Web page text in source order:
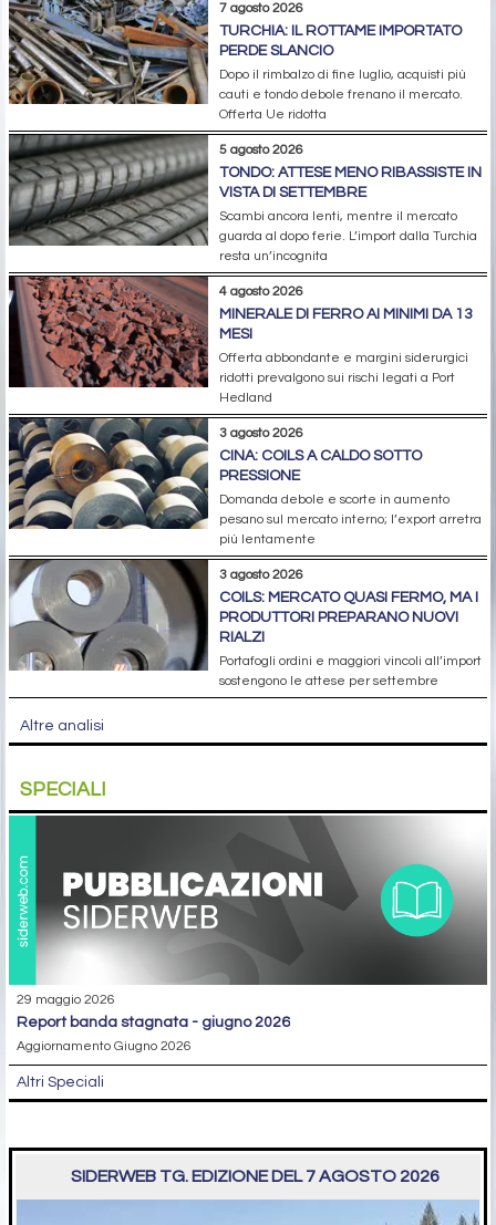
7 agosto 2026
TURCHIA: IL ROTTAME IMPORTATO
PERDE SLANCIO
Dopo il rimbalzo di fine luglio, acquisti più
cauti e tondo debole frenano il mercato.
Offerta Ue ridotta
5 agosto 2026
TONDO: ATTESE MENO RIBASSISTE IN
VISTA DI SETTEMBRE
Scambi ancora lenti, mentre il mercato
guarda al dopo ferie. L’import dalla Turchia
resta un’incognita
4 agosto 2026
MINERALE DI FERRO AI MINIMI DA 13
MESI
Offerta abbondante e margini siderurgici
ridotti prevalgono sui rischi legati a Port
Hedland
3 agosto 2026
CINA: COILS A CALDO SOTTO
PRESSIONE
Domanda debole e scorte in aumento
pesano sul mercato interno; l’export arretra
più lentamente
3 agosto 2026
COILS: MERCATO QUASI FERMO, MA I
PRODUTTORI PREPARANO NUOVI
RIALZI
Portafogli ordini e maggiori vincoli all’import
sostengono le attese per settembre
Altre analisi
SPECIALI
29 maggio 2026
report banda stagnata - giugno 2026
Aggiornamento Giugno 2026
Altri Speciali
SIDERWEB TG. EDIZIONE DEL 7 AGOSTO 2026